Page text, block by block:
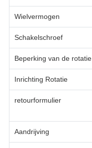
Wielvermogen
Schakelschroef
Beperking van de rotatie
Inrichting Rotatie
retourformulier
Aandrijving